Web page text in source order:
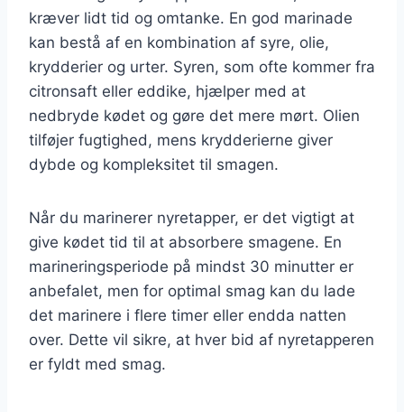
kræver lidt tid og omtanke. En god marinade
kan bestå af en kombination af syre, olie,
krydderier og urter. Syren, som ofte kommer fra
citronsaft eller eddike, hjælper med at
nedbryde kødet og gøre det mere mørt. Olien
tilføjer fugtighed, mens krydderierne giver
dybde og kompleksitet til smagen.
Når du marinerer nyretapper, er det vigtigt at
give kødet tid til at absorbere smagene. En
marineringsperiode på mindst 30 minutter er
anbefalet, men for optimal smag kan du lade
det marinere i flere timer eller endda natten
over. Dette vil sikre, at hver bid af nyretapperen
er fyldt med smag.